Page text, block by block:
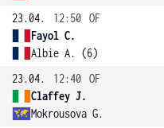
23.04.
12:50 OF
Fayol C.
Albie A. (6)
23.04.
12:40 OF
Claffey J.
Mokrousova G.